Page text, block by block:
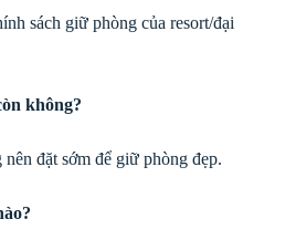
sách giữ phòng của resort/đại
không?
đặt sớm để giữ phòng đẹp.